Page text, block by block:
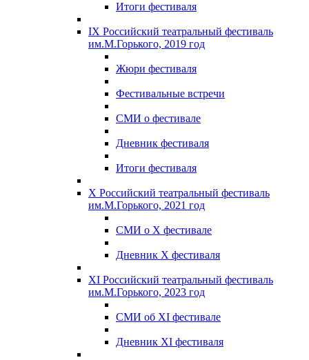
Итоги фестиваля
IX Российский театральный фестиваль
им.М.Горького, 2019 год
Жюри фестиваля
Фестивальные встречи
СМИ о фестивале
Дневник фестиваля
Итоги фестиваля
X Российский театральный фестиваль
им.М.Горького, 2021 год
СМИ о X фестивале
Дневник X фестиваля
XI Российский театральный фестиваль
им.М.Горького, 2023 год
СМИ об XI фестивале
Дневник XI фестиваля